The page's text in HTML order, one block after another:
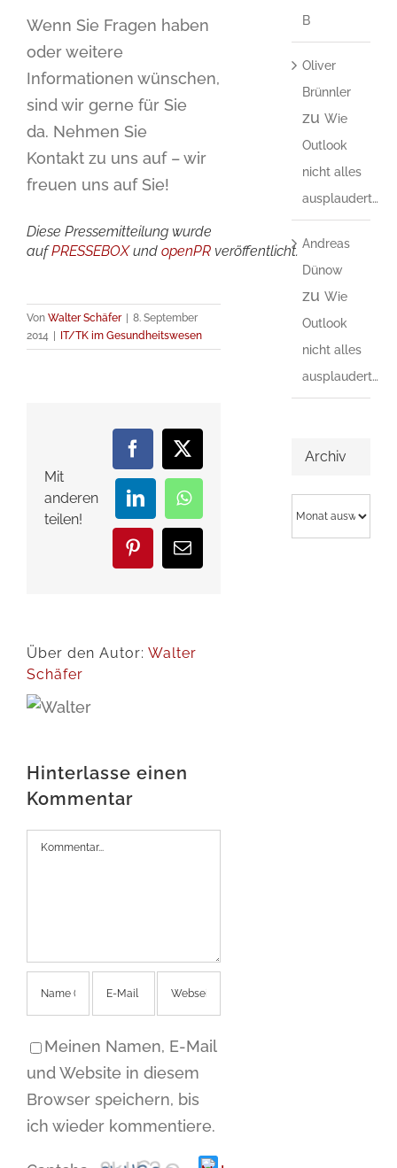
Wenn Sie Fragen haben
oder weitere
Informationen wünschen,
sind wir gerne für Sie
da. Nehmen Sie
Kontakt zu uns auf – wir
freuen uns auf Sie!
Diese Pressemitteilung wurde
aufPRESSEBOXund openPR veröffentlicht.
Von Walter Schäfer
8. September
2014
IT/TK im Gesundheitswesen
Mit
anderen
teilen!
Facebook
X
LinkedInWhatsApp
Pinterest
E-
Mail
Über den Autor: Walter
Schäfer
Hinterlasse einen
Kommentar
Kommentar
Meinen Namen, E-Mail
und Website in diesem
Browser speichern, bis
ich wieder kommentiere.
B
Oliver
Brünnler
zu Wie
Outlook
nicht alles
ausplaudert…
Andreas
Dünow
zu Wie
Outlook
nicht alles
ausplaudert…
Archiv